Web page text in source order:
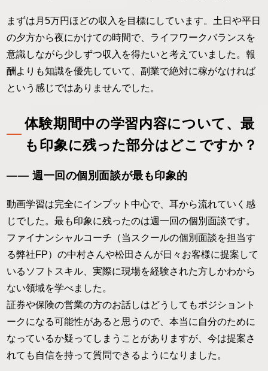
まずは月5万円ほどの収入を目標にしています。土日や平日
の夕方から夜にかけての時間で、ライフワークバランスを
意識しながら少しずつ収入を得たいと考えていました。報
酬よりも知識を優先していて、副業で絶対に稼がなければ
という感じではありませんでした。
体験期間中の学習内容について、最
も印象に残った部分はどこですか？
―― 週一回の個別面談が最も印象的
動画学習は完全にインプット中心で、耳から流れていく感
じでした。最も印象に残ったのは週一回の個別面談です。
ファイナンシャルコーチ（当スクールの個別面談を担当す
る弊社FP）の中村さんや松田さんが日々お客様に提案して
いるソフトスキル、実際に現場を経験された方しかわから
ない領域を学べました。
証券や保険の営業の方のお話しはどうしてもポジショント
ークになる可能性があると思うので、本当に自分のために
なっているか疑ってしまうことがありますが、今は提案さ
れても自信を持って質問できるようになりました。